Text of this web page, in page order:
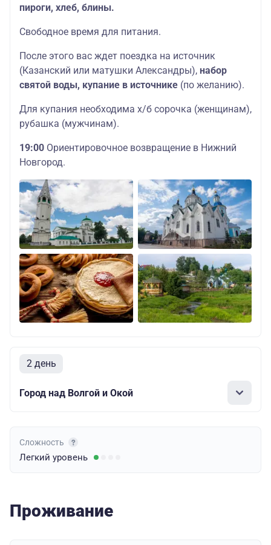
пироги, хлеб, блины.
Свободное время для питания.
После этого вас ждет поездка на источник
(Казанский или матушки Александры), набор
святой воды, купание в источнике (по желанию).
Для купания необходима х/б сорочка (женщинам),
рубашка (мужчинам).
19:00 Ориентировочное возвращение в Нижний
Новгород.
2 день
Город над Волгой и Окой
Сложность
Легкий уровень
Проживание